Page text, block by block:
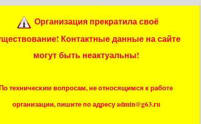
Организация прекратила своё
Контактные данные на сайте
могут быть неактуальны!
техническим вопросам, не относящимся к работе
организации, пишите по адресу admin@g63.ru